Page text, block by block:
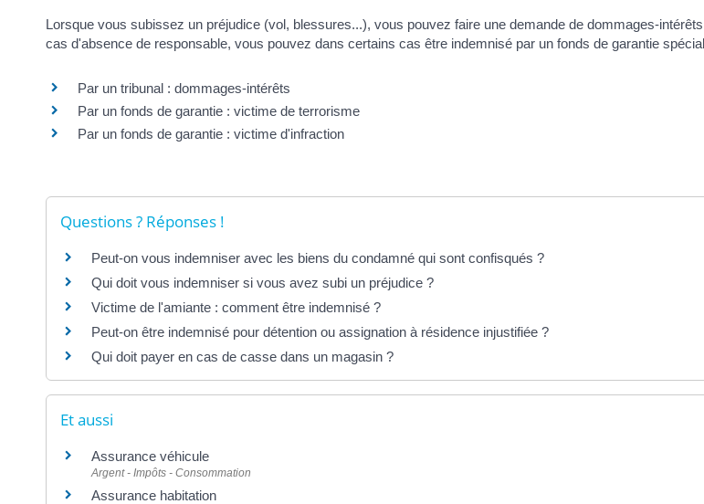
Lorsque vous subissez un préjudice (vol, blessures...), vous pouvez faire une demande de dommages-
cas d'absence de responsable, vous pouvez dans certains cas être indemnisé par un fonds de garantie
Par un tribunal : dommages-intérêts
Par un fonds de garantie : victime de terrorisme
Par un fonds de garantie : victime d'infraction
Questions ? Réponses !
Peut-on vous indemniser avec les biens du condamné qui sont confisqués ?
Qui doit vous indemniser si vous avez subi un préjudice ?
Victime de l'amiante : comment être indemnisé ?
Peut-on être indemnisé pour détention ou assignation à résidence injustifiée ?
Qui doit payer en cas de casse dans un magasin ?
Et aussi
Assurance véhicule
Argent - Impôts - Consommation
Assurance habitation